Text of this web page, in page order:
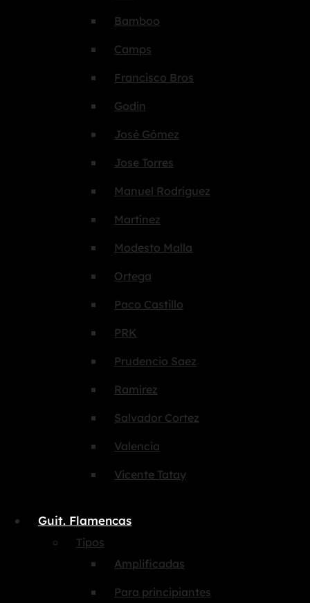
Bamboo
Camps
Francisco Bros
Godin
José Gómez
Jose Torres
Manuel Rodríguez
Martínez
Modesto Malla
Ortega
Paco Castillo
PRK
Prudencio Saez
Ramírez
Salvador Cortez
Valencia
Vicente Tatay
Guit. Flamencas
Tipos
Amplificadas
Para principiantes